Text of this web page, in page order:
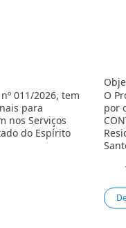
011/2026, tem
para
nos Serviços
do Espírito
O
por